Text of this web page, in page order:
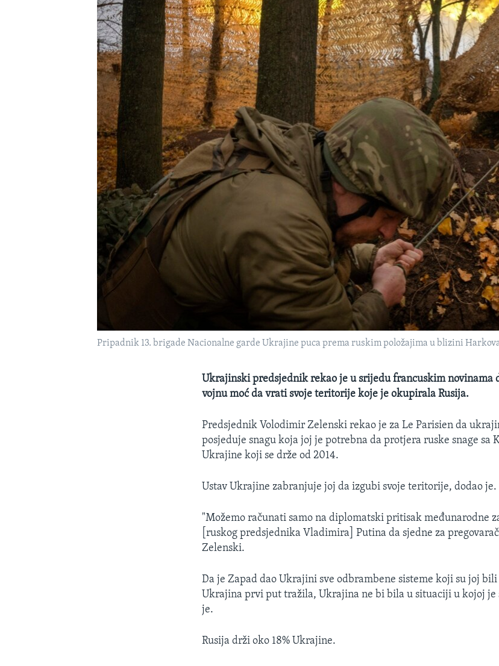
Pripadnik 13. brigade Nacionalne garde Ukrajine puca prema ruskim položajima u blizini
Ukrajinski predsjednik rekao je u srijedu francuskim novinama
vojnu moć da vrati svoje teritorije koje je okupirala Rusija.
Predsjednik Volodimir Zelenski rekao je za Le Parisien da
posjeduje snagu koja joj je potrebna da protjera ruske snage sa
Ukrajine koji se drže od 2014.
Ustav Ukrajine zabranjuje joj da izgubi svoje teritorije, dodao je.
"Možemo računati samo na diplomatski pritisak međunarodne
[ruskog predsjednika Vladimira] Putina da sjedne za
Zelenski.
Da je Zapad dao Ukrajini sve odbrambene sisteme koji su joj
Ukrajina prvi put tražila, Ukrajina ne bi bila u situaciji u kojoj je
je.
Rusija drži oko 18% Ukrajine.